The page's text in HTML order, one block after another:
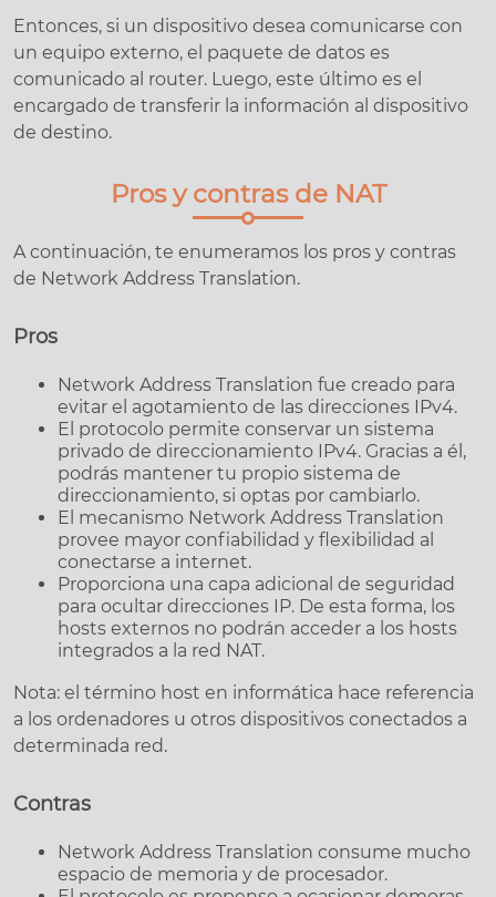
Entonces, si un dispositivo desea comunicarse con
un equipo externo, el paquete de datos es
comunicado al router. Luego, este último es el
encargado de transferir la información al dispositivo
de destino.
Pros y contras de NAT
A continuación, te enumeramos los pros y contras
de Network Address Translation.
Pros
Network Address Translation fue creado para
evitar el agotamiento de las direcciones IPv4.
El protocolo permite conservar un sistema
privado de direccionamiento IPv4. Gracias a él,
podrás mantener tu propio sistema de
direccionamiento, si optas por cambiarlo.
El mecanismo Network Address Translation
provee mayor confiabilidad y flexibilidad al
conectarse a internet.
Proporciona una capa adicional de seguridad
para ocultar direcciones IP. De esta forma, los
hosts externos no podrán acceder a los hosts
integrados a la red NAT.
Nota: el término host en informática hace referencia
a los ordenadores u otros dispositivos conectados a
determinada red.
Contras
Network Address Translation consume mucho
espacio de memoria y de procesador.